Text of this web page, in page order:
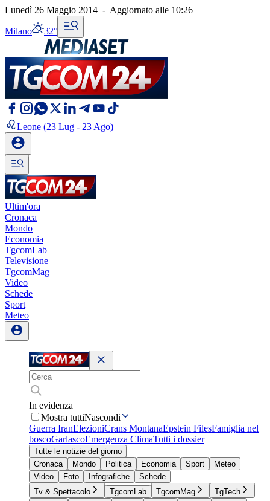
Lunedì 26 Maggio 2014 - Aggiornato alle 10:26
Milano 32°
Leone (23 Lug - 23 Ago)
Ultim'ora
Cronaca
Mondo
Economia
TgcomLab
Televisione
TgcomMag
Video
Schede
Sport
Meteo
In evidenza
Mostra tuttiNascondi
Guerra IranElezioniCrans MontanaEpstein FilesFamiglia nel
boscoGarlascoEmergenza ClimaTutti i dossier
Tutte le notizie del giorno
Cronaca
Mondo Politica Economia Sport
Meteo
Video
Foto Infografiche
Schede
Tv & Spettacolo
TgcomLab TgcomMag
TgTech